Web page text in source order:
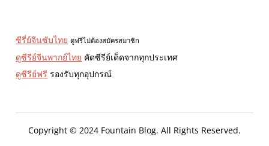
ซีรี่ย์จีนซับไทย ดูฟรีไม่ต้องสมัครสมาชิก
ดูซีรีย์จีนพากย์ไทย คัดซีรีย์เด็ดจากทุกประเทศ
ดูซีรีย์ฟรี รองรับทุกอุปกรณ์
Copyright © 2024 Fountain Blog. All Rights Reserved.